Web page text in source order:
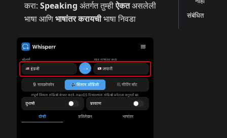
करा: Speaking अंतर्गत तुम्हीऐकतअसलेली
भाषा आणिभाषांतर करायचीभाषा निवडा
संबंधित